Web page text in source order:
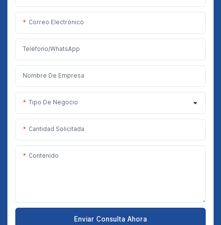
Correo Electrónico
Teléfono/WhatsApp
Nombre De Empresa
Tipo De Negocio
Cantidad Solicitada
Contenido
Enviar Consulta Ahora